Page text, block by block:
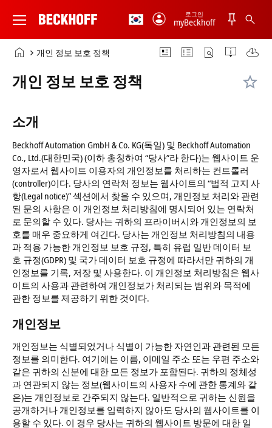
New
Technology
myBeckhoff
로그인
홈
이
지
개인 정보 보호 정책
개인 정보 보호 정책
소개
Beckhoff Automation GmbH & Co. KG(독일) 및 Beckhoff Automation
Co., Ltd.(대한민국) (이하 총칭하여 “당사”라 한다)는 웹사이트 운
영자로서 웹사이트 이용자의 개인정보를 처리하는 컨트롤러
(controller)이다. 당사의 연락처 정보는 웹사이트의 “법적 고지 사
항(Legal notice)” 섹션에서 찾을 수 있으며, 개인정보 처리와 관련
된 문의 사항은 이 개인정보 처리방침에 명시되어 있는 연락처
로 문의할 수 있다. 당사는 귀하의 프라이버시와 개인정보의 보
호를 매우 중요하게 여긴다. 당사는 개인정보 처리방침의 내용
과 적용 가능한 개인정보 보호 규정, 특히 유럽 일반 데이터 보
호 규정(GDPR) 및 국가 데이터 보호 규정에 따라서만 귀하의 개
인정보를 기록, 저장 및 사용한다. 이 개인정보 처리방침은 웹사
이트의 사용과 관련하여 개인정보가 처리되는 범위와 목적에
관한 정보를 제공하기 위한 것이다.
개인정보
개인정보는 식별되었거나 식별이 가능한 자연인과 관련된 모든
정보를 의미한다. 여기에는 이름, 이메일 주소 또는 우편 주소와
같은 귀하의 신분에 대한 모든 정보가 포함된다. 귀하의 정체성
과 연관되지 않는 정보(웹사이트의 사용자 수에 관한 통계와 같
은)는 개인정보로 간주되지 않는다. 일반적으로 귀하는 신원을
공개하거나 개인정보를 입력하지 않아도 당사의 웹사이트를 이
용할 수 있다. 이 경우 당사는 귀하의 웹사이트 방문에 대한 일